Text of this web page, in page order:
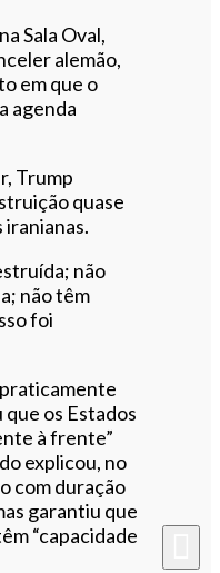
Sala Oval,
alemão,
em que o
agenda
Trump
quase
não
não têm
foi
os Estados
à frente”
explicou, no
com duração
garantiu que
“capacidade